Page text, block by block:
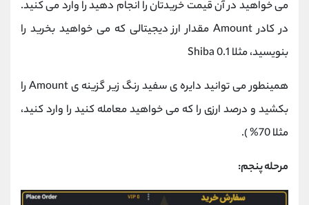
می خواهید در آن قیمت خریدتان را انجام دهید را وارد می کنید.
در کادر Amount مقدار ارز دیجیتالی که می خواهید بخرید را
بنویسید، مثلا 0.1 Shiba
همینطور می توانید دایره ی سفید رنگ زیر گزینه ی Amount را
بکشید و درصد ارزی را که می خواهید معامله کنید را وارد کنید،
مثلا 70% ).
مرحله پنجم: